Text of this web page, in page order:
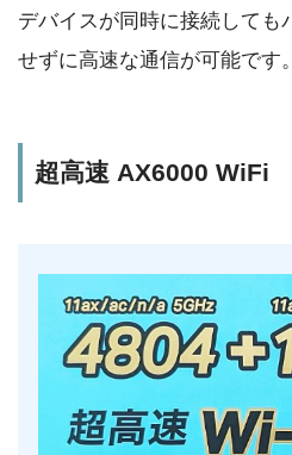
デバイスが同時に接続しても
せずに高速な通信が可能です。
超高速 AX6000 WiFi